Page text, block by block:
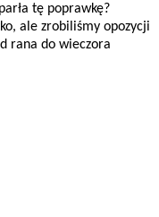
tę poprawkę?
ale zrobiliśmy opozycji
rana do wieczora